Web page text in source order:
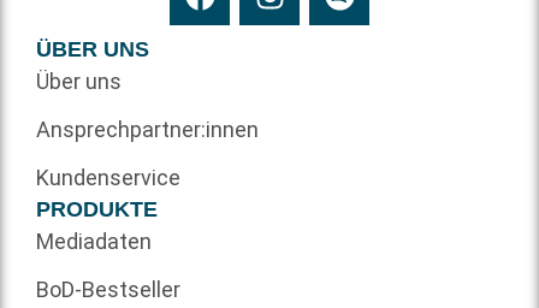
ÜBER UNS
Über uns
Ansprechpartner:innen
Kundenservice
PRODUKTE
Mediadaten
BoD-Bestseller